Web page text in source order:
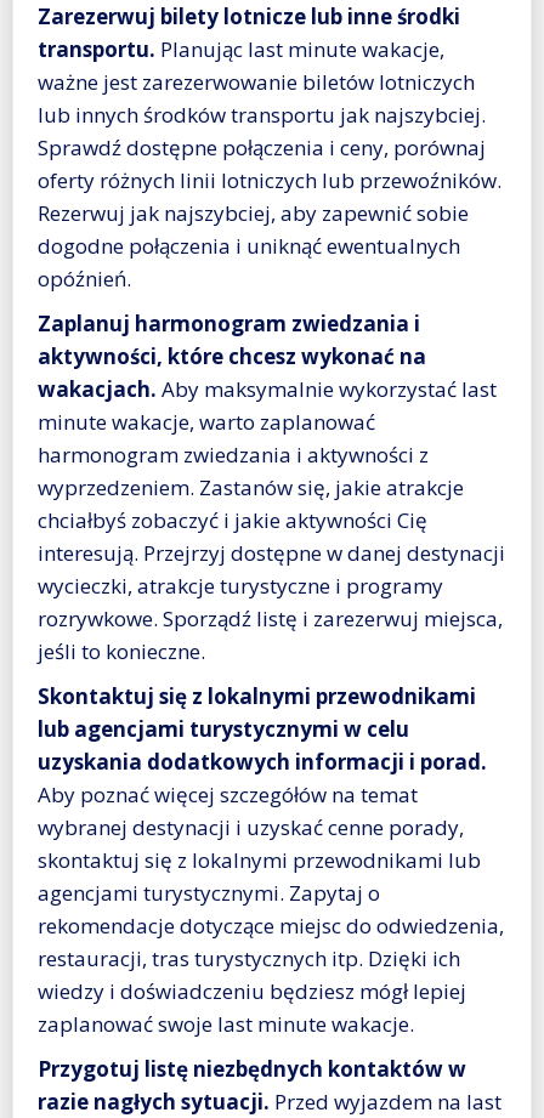
Zarezerwuj bilety lotnicze lub inne środki
transportu. Planując last minute wakacje,
ważne jest zarezerwowanie biletów lotniczych
lub innych środków transportu jak najszybciej.
Sprawdź dostępne połączenia i ceny, porównaj
oferty różnych linii lotniczych lub przewoźników.
Rezerwuj jak najszybciej, aby zapewnić sobie
dogodne połączenia i uniknąć ewentualnych
opóźnień.
Zaplanuj harmonogram zwiedzania i
aktywności, które chcesz wykonać na
wakacjach. Aby maksymalnie wykorzystać last
minute wakacje, warto zaplanować
harmonogram zwiedzania i aktywności z
wyprzedzeniem. Zastanów się, jakie atrakcje
chciałbyś zobaczyć i jakie aktywności Cię
interesują. Przejrzyj dostępne w danej destynacji
wycieczki, atrakcje turystyczne i programy
rozrywkowe. Sporządź listę i zarezerwuj miejsca,
jeśli to konieczne.
Skontaktuj się z lokalnymi przewodnikami
lub agencjami turystycznymi w celu
uzyskania dodatkowych informacji i porad.
Aby poznać więcej szczegółów na temat
wybranej destynacji i uzyskać cenne porady,
skontaktuj się z lokalnymi przewodnikami lub
agencjami turystycznymi. Zapytaj o
rekomendacje dotyczące miejsc do odwiedzenia,
restauracji, tras turystycznych itp. Dzięki ich
wiedzy i doświadczeniu będziesz mógł lepiej
zaplanować swoje last minute wakacje.
Przygotuj listę niezbędnych kontaktów w
razie nagłych sytuacji. Przed wyjazdem na last